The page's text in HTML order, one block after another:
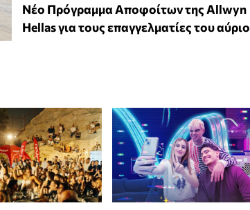
Νέο Πρόγραμμα Αποφοίτων της Allwyn
Hellas για τους επαγγελματίες του αύριο